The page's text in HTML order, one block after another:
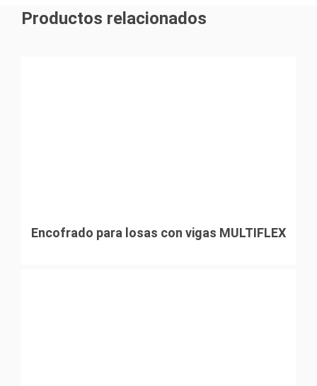
Productos relacionados
Encofrado para losas con vigas MULTIFLEX